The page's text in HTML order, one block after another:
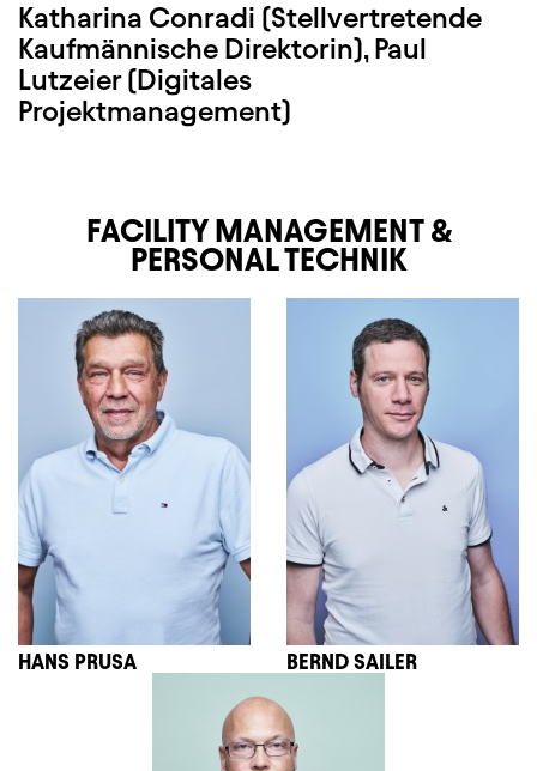
Katharina Conradi (Stellvertretende
Kaufmännische Direktorin), Paul
Lutzeier (Digitales
Projektmanagement)
FACILITY MANAGEMENT &
PERSONAL TECHNIK
HANS PRUSA BERND SAILER